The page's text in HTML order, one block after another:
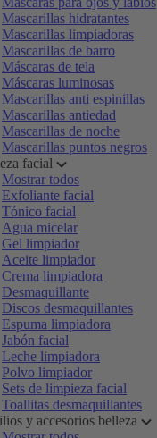
Mascarillas hidratantes
Mascarillas limpiadoras
Mascarillas de barro
Máscaras de tela
Máscaras luminosas
Mascarillas anti espinillas
Mascarillas antiedad
Mascarillas de noche
Mascarillas puntos negros
facial
Mostrar todos
Exfoliante facial
Tónico facial
Agua micelar
Gel limpiador
Aceite limpiador
Crema limpiadora
Desmaquillante
Discos desmaquillantes
Espuma limpiadora
Jabón facial
Leche limpiadora
Polvo limpiador
Sets de limpieza facial
Toallitas desmaquillantes
y accesorios belleza